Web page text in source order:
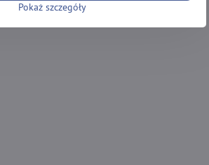
Pokaż szczegóły